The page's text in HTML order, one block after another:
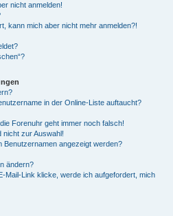
nicht anmelden!
kann mich aber nicht mehr anmelden?!
in der Online-Liste auftaucht?
Forenuhr geht immer noch falsch!
nicht zur Auswahl!
Benutzernamen angezeigt werden?
ändern?
Mail-Link klicke, werde ich aufgefordert, mich